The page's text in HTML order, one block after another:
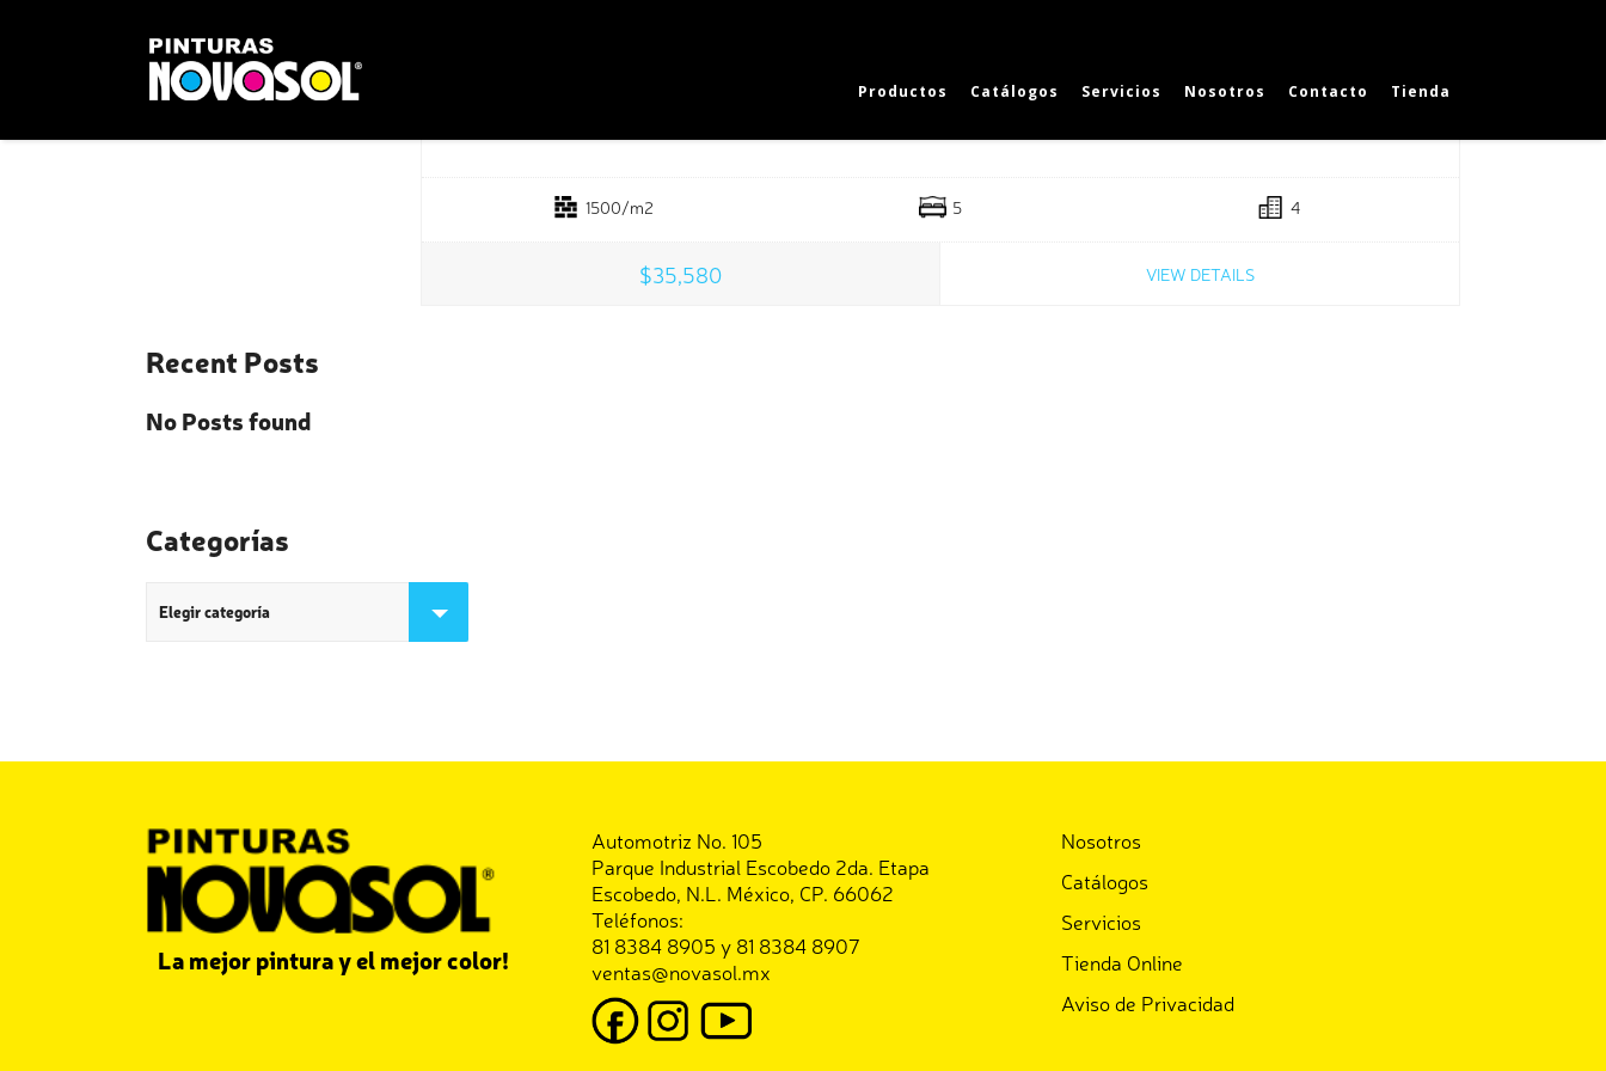
Productos Catálogos Servicios Nosotros Contacto Tienda
SALE
Snowy Mountain Cabin
1500/m2 5 4
$35,580 VIEW DETAILS
Recent Posts
No Posts found
Categorías
La mejor pintura y el mejor color!
Automotriz No. 105
Parque Industrial Escobedo 2da. Etapa
Escobedo, N.L. México, CP. 66062
Teléfonos:
81 8384 8905 y 81 8384 8907
ventas@novasol.mx
Nosotros
Catálogos
Servicios
Tienda Online
Aviso de Privacidad